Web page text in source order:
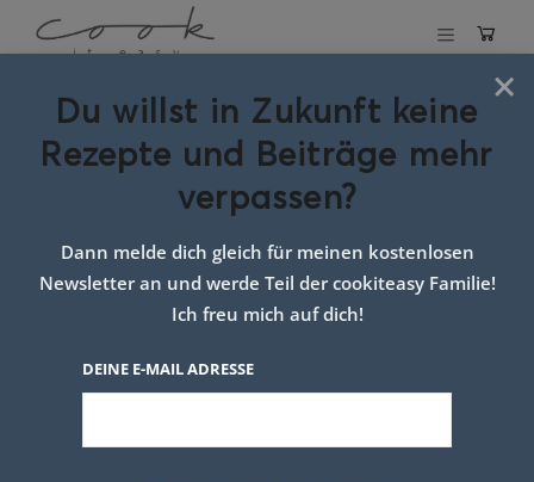
Schlagwort:
Omas
Kirschstrudel
×
Du willst in Zukunft keine
Rezepte und Beiträge mehr
verpassen?
Dann melde dich gleich für meinen kostenlosen
Newsletter an und werde Teil der cookiteasy Familie!
Ich freu mich auf dich!
DEINE E-MAIL ADRESSE